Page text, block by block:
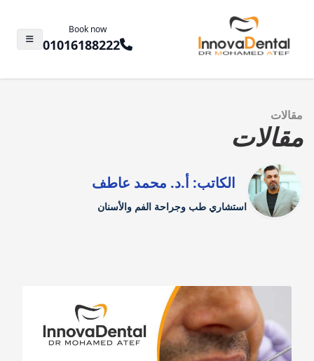
Book now
01016188222
مقالات
مقالات
الكاتب: أ.د. محمد عاطف
استشاري طب وجراحة الفم والأسنان